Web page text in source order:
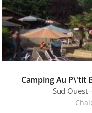
Promovacances ou
TOPS CAMPINGS
Il y a à Martel 116
de mobilhomes avec
des petit prix. Le
QUE FAIRE À
En termes de
Camping Au P\'tit
Sud Ouest